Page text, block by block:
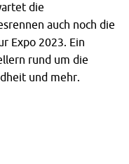
die
auch noch die
Expo 2023. Ein
rund um die
und mehr.